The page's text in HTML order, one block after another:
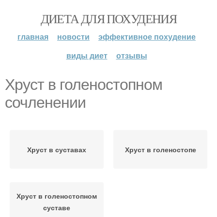
ДИЕТА ДЛЯ ПОХУДЕНИЯ
главная новости
эффективное похудение
виды диет
отзывы
Хруст в голеностопном
сочленении
Хруст в суставах Хруст в голеностопе
Хруст в голеностопном
суставе